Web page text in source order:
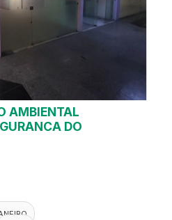
AMBIENTAL
DO